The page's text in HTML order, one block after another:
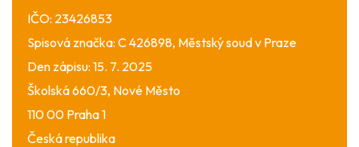
IČO: 23426853
Spisová značka: C 426898, Městský soud v Praze
Den zápisu: 15. 7. 2025
Školská 660/3, Nové Město
110 00 Praha 1
Česká republika